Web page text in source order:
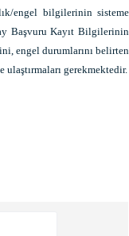
engel bilgilerinin sisteme
Başvuru Kayıt Bilgilerinin
engel durumlarını belirten
gerekmektedir.